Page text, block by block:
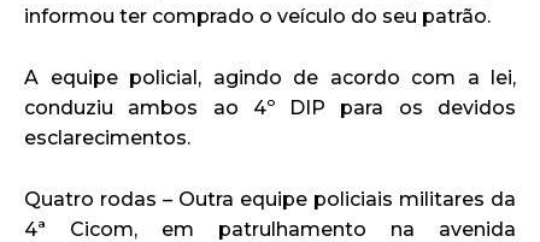
informou ter comprado o veículo do seu patrão.
A equipe policial, agindo de acordo com a lei,
conduziu ambos ao 4º DIP para os devidos
esclarecimentos.
Quatro rodas – Outra equipe policiais militares da
4ª Cicom, em patrulhamento na avenida